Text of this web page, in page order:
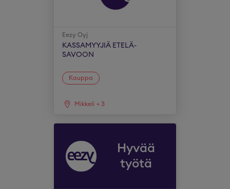
Eezy Oyj
KASSAMYYJIÄ ETELÄ-
SAVOON
Kauppa
Mikkeli + 3
Hyvää
työtä